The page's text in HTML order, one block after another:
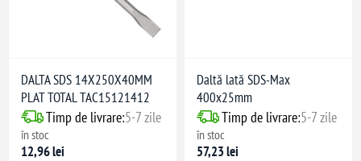
DALTA SDS 14X250X40MM
PLAT TOTAL TAC15121412
Timp de livrare:5-7 zile
în stoc
12,96 lei
Daltă lată SDS-Max
400x25mm
Timp de livrare:5-7 zile
în stoc
57,23 lei